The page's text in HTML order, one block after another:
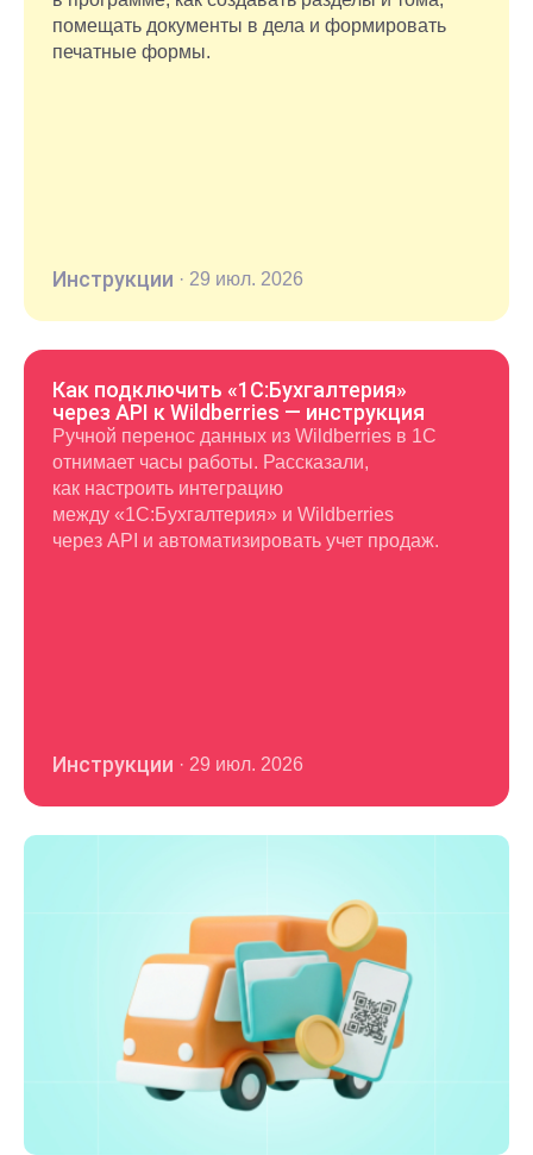
помещать документы в дела и формировать
печатные формы.
Инструкции · 29 июл. 2026
Как подключить «1С:Бухгалтерия»
через API к Wildberries — инструкция
Ручной перенос данных из Wildberries в 1С
отнимает часы работы. Рассказали,
как настроить интеграцию
между «1С:Бухгалтерия» и Wildberries
через API и автоматизировать учет продаж.
Инструкции · 29 июл. 2026